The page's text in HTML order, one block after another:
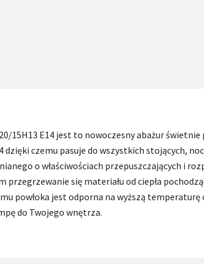
15H13 E14 jest to nowoczesny abażur
dzięki czemu pasuje do wszystkich stojących,
o właściwościach przepuszczających i
przegrzewanie się materiału od ciepła
powłoka jest odporna na wyższą
do Twojego wnętrza.